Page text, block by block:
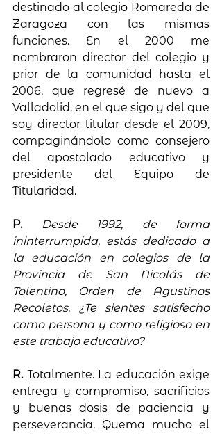
destinado al colegio Romareda de
Zaragoza con las mismas
funciones. En el 2000 me
nombraron director del colegio y
prior de la comunidad hasta el
2006, que regresé de nuevo a
Valladolid, en el que sigo y del que
soy director titular desde el 2009,
compaginándolo como consejero
del apostolado educativo y
presidente del Equipo de
Titularidad.
P.
Desde 1992, de forma
ininterrumpida, estás dedicado a
la educación en colegios de la
Provincia de San Nicolás de
Tolentino, Orden de Agustinos
Recoletos. ¿Te sientes satisfecho
como persona y como religioso en
este trabajo educativo?
R. Totalmente. La educación exige
entrega y compromiso, sacrificios
y buenas dosis de paciencia y
perseverancia. Quema mucho el